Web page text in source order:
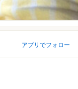
アプリでフォロー